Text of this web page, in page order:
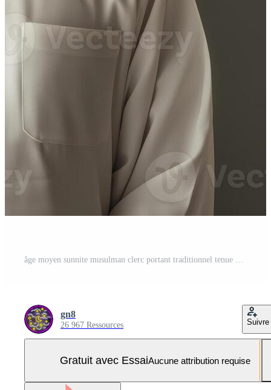
âge moyen sunnite musulman clerc portant traditionnel tenue contre gris arrière-plan, idéal pour ethnique la diversité et religieux représentation dans médias et impression Photo Pro
gn8
26 967 Ressources Suivre
Gratuit avec EssaiAucune attribution requise